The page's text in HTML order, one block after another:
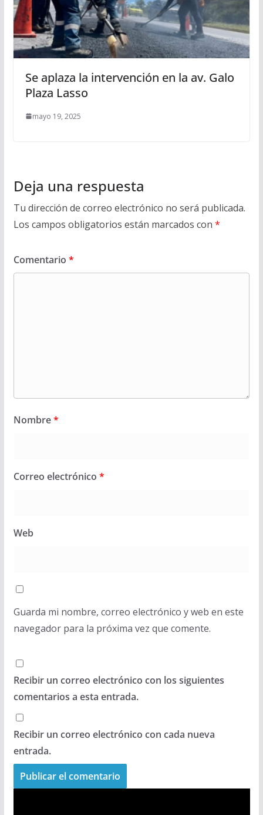
Se aplaza la intervención en la av. Galo
Plaza Lasso
mayo 19, 2025
Deja una respuesta
Tu dirección de correo electrónico no será publicada.
Los campos obligatorios están marcados con *
Comentario *
Nombre*
Correo electrónico *
Web
Guarda mi nombre, correo electrónico y web en este
navegador para la próxima vez que comente.
Recibir un correo electrónico con los siguientes
comentarios a esta entrada.
Recibir un correo electrónico con cada nueva
entrada.